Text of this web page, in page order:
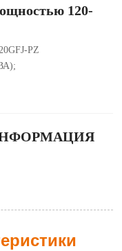
120-
PZ